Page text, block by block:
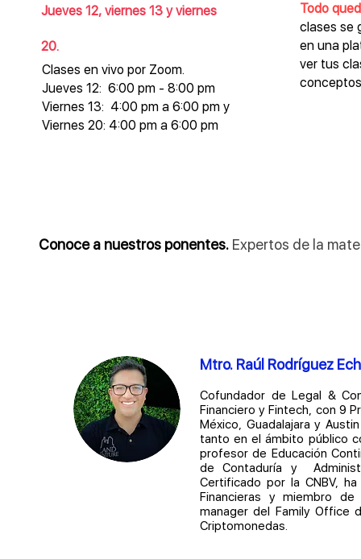
Jueves 12, viernes 13 y viernes
20.
Clases en vivo por Zoom.
Jueves 12: 6:00 pm - 8:00 pm
Viernes 13: 4:00 pm a 6:00 pm y
Viernes 20: 4:00 pm a 6:00 pm
Todo
clases se
en una
ver tus
Mtro. Raúl Rodríguez
Cofundador de Legal &
Financiero y Fintech, con 9
México, Guadalajara y
tanto en el ámbito público
profesor de Educación
de Contaduría y
Certificado por la CNBV,
Financieras y miembro
manager del Family Office
Criptomonedas.
Conoce a nuestros ponentes. Expertos de la